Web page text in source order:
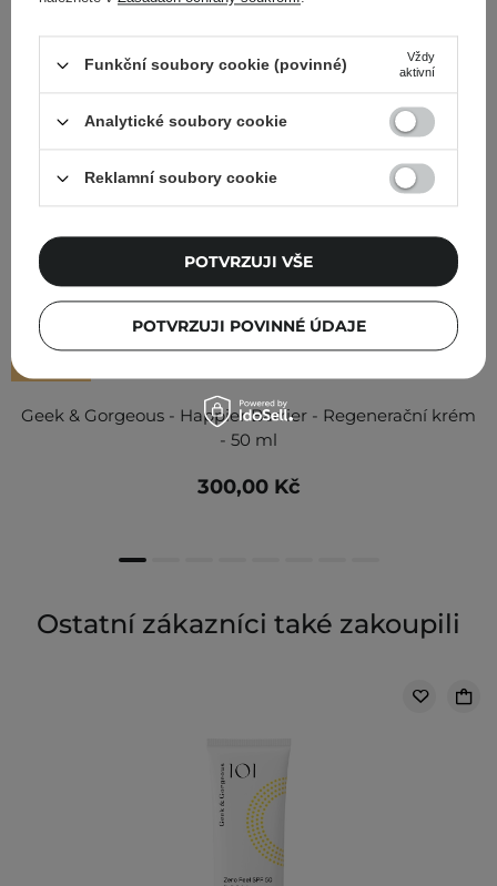
Geek & Gorgeous - Happier Barrier - Regenerační krém
- 50 ml
300,00 Kč
Ostatní zákazníci také zakoupili
Funkční soubory cookie (povinné)
Vždy
aktivní
Analytické soubory cookie
Reklamní soubory cookie
POTVRZUJI POVINNÉ ÚDAJE
POTVRZUJI VŠE